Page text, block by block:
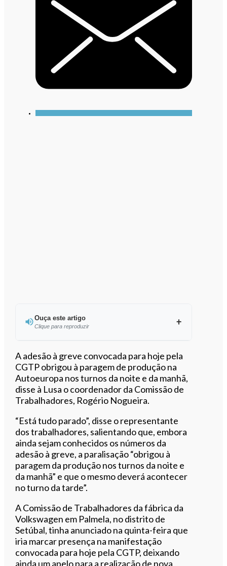
Ouça este artigo
Clique para reproduzir
Ouvir este artigo
A adesão à greve convocada para hoje pela
CGTP obrigou à paragem de produção na
Autoeuropa nos turnos da noite e da manhã,
disse à Lusa o coordenador da Comissão de
Trabalhadores, Rogério Nogueira.
“Está tudo parado”, disse o representante
dos trabalhadores, salientando que, embora
ainda sejam conhecidos os números da
adesão à greve, a paralisação “obrigou à
paragem da produção nos turnos da noite e
da manhã” e que o mesmo deverá acontecer
no turno da tarde”.
A Comissão de Trabalhadores da fábrica da
Volkswagen em Palmela, no distrito de
Setúbal, tinha anunciado na quinta-feira que
iria marcar presença na manifestação
convocada para hoje pela CGTP, deixando
ainda um apelo para a realização de nova